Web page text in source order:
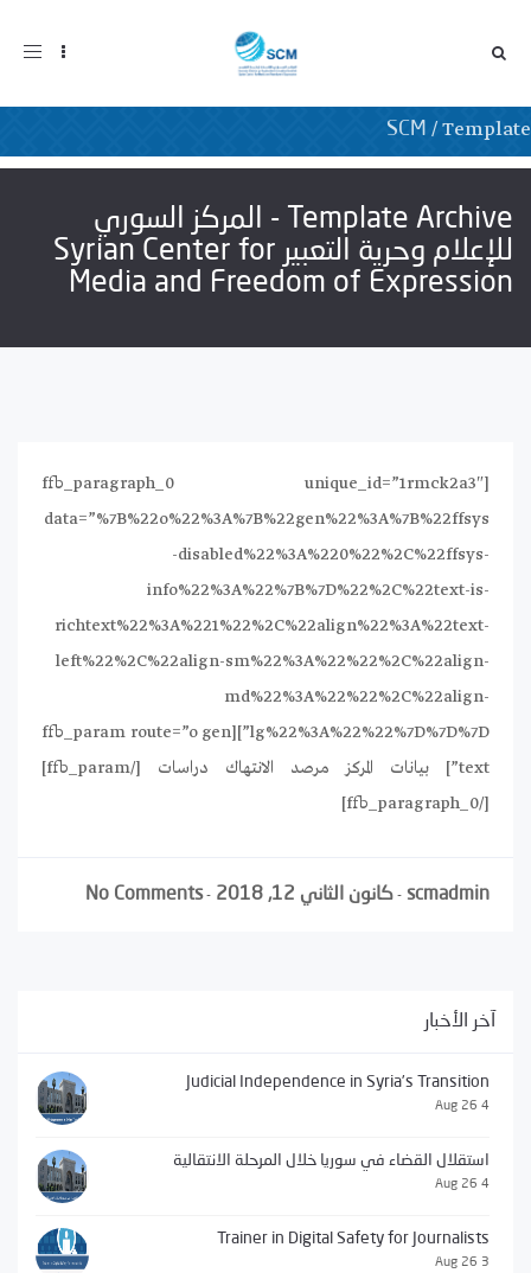
SCM /Template
Template Archive - المركز السوري
للإعلام وحرية التعبير Syrian Center for
Media and Freedom of Expression
[ffb_paragraph_0 unique_id=”1rmck2a3″
data=”%7B%22o%22%3A%7B%22gen%22%3A%7B%22ffsys
-disabled%22%3A%220%22%2C%22ffsys-
info%22%3A%22%7B%7D%22%2C%22text-is-
richtext%22%3A%221%22%2C%22align%22%3A%22text-
left%22%2C%22align-sm%22%3A%22%22%2C%22align-
md%22%3A%22%22%2C%22align-
lg%22%3A%22%22%7D%7D%7D”][ffb_param route=”o gen
text”] بيانات المركز مرصد الانتهاك دراسات [/ffb_param]
[/ffb_paragraph_0]
scmadmin
- كانون الثاني 12, 2018 -
No Comments
آخر الأخبار
Judicial Independence in Syria’s Transition
4 Aug 26
استقلال القضاء في سوريا خلال المرحلة الانتقالية
4 Aug 26
Trainer in Digital Safety for Journalists
3 Aug 26